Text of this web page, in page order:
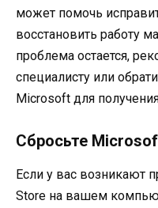
может помочь
восстановить работу
проблема остается,
специалисту или
Microsoft для
Сбросьте
Если у вас возникают
Store на вашем